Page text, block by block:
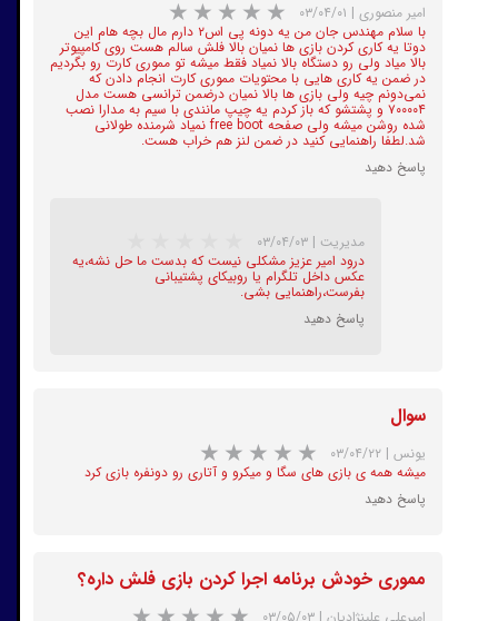
★★★★
★★★★★
امیر منصوری | ۰۳/۰۴/۰۱
با سلام مهندس جان من یه دونه پی اس۲ دارم مال بچه هام این
دوتا یه کاری کردن بازی ها نمیان بالا فلش سالم هست روی کامپیوتر
بالا میاد ولی رو دستگاه بالا نمیاد فقط میشه تو مموری کارت رو بگردیم
در ضمن یه کاری هایی با محتویات مموری کارت انجام دادن که
نمی‌دونم چیه ولی بازی ها بالا نمیان درضمن ترانسی هست مدل
۷۰۰۰۰۴ و پشتشو که باز کردم یه چیپ مانندی با سیم به مدارا نصب
شده روشن میشه ولی صفحه free boot نمیاد شرمنده طولانی
شد.لطفا راهنمایی کنید در ضمن لنز هم خراب هست.
پاسخ دهید
مدیریت | ۰۳/۰۴/۰۳
درود امیر عزیز مشکلی نیست که بدست ما حل نشه،یه
عکس داخل تلگرام یا روبیکای پشتیبانی
بفرست،راهنمایی بشی.
پاسخ دهید
سوال
یونس | ۰۳/۰۴/۲۲
میشه همه ی بازی های سگا و میکرو و آتاری رو دونفره بازی کرد
پاسخ دهید
مموری خودش برنامه اجرا کردن بازی فلش داره؟
امیرعلی علینژادیان | ۰۳/۰۵/۰۳